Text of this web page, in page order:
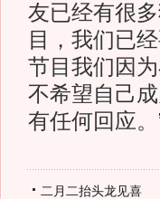
友已经有很
目，我们已
节目我们因
不希望自己
有任何回应
二月二抬头龙见喜